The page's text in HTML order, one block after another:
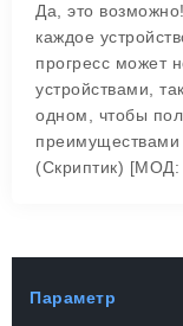
Да, это
каждое
прогресс может
устройствами,
одном, чтобы
(Скриптик)
Параметр